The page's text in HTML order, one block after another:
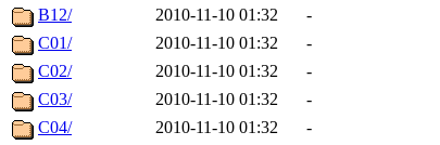
B12/
2010-11-10 01:32
-
C01/
2010-11-10 01:32
-
C02/
2010-11-10 01:32
-
C03/
2010-11-10 01:32
-
C04/
2010-11-10 01:32
-